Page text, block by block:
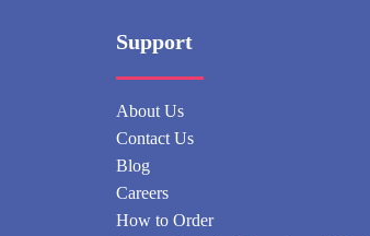
Support
About Us
Contact Us
Blog
Careers
How to Order